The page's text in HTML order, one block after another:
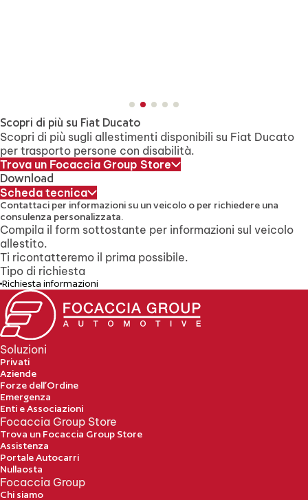
Scopri di più su Fiat Ducato
Scopri di più sugli allestimenti disponibili su Fiat Ducato
per trasporto persone con disabilità.
Trova un Focaccia Group Store
Download
Scheda tecnica
Contattaci per informazioni su un veicolo o per richiedere una
consulenza personalizzata.
Compila il form sottostante per informazioni sul veicolo
allestito.
Ti ricontatteremo il prima possibile.
Tipo di richiesta
Richiesta informazioni
Soluzioni
Privati
Aziende
Forze dell’Ordine
Emergenza
Enti e Associazioni
Focaccia Group Store
Trova un Focaccia Group Store
Assistenza
Portale Autocarri
Nullaosta
Focaccia Group
Chi siamo